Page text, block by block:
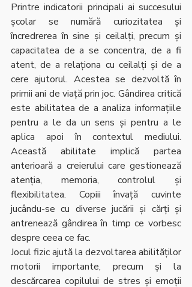
Printre indicatorii principali ai succesului
școlar se numără curiozitatea și
încredrerea în sine și ceilalți, precum și
capacitatea de a se concentra, de a fi
atent, de a relaționa cu ceilalți și de a
cere ajutorul. Acestea se dezvoltă în
primii ani de viață prin joc. Gândirea critică
este abilitatea de a analiza informațiile
pentru a le da un sens și pentru a le
aplica apoi în contextul mediului.
Această abilitate implică partea
anterioară a creierului care gestionează
atenția, memoria, controlul și
flexibilitatea. Copiii învață cuvinte
jucându-se cu diverse jucării și cărți și
antrenează gândirea în timp ce vorbesc
despre ceea ce fac.
Jocul fizic ajută la dezvoltarea abilităților
motorii importante, precum și la
descărcarea copilului de stres și emoții